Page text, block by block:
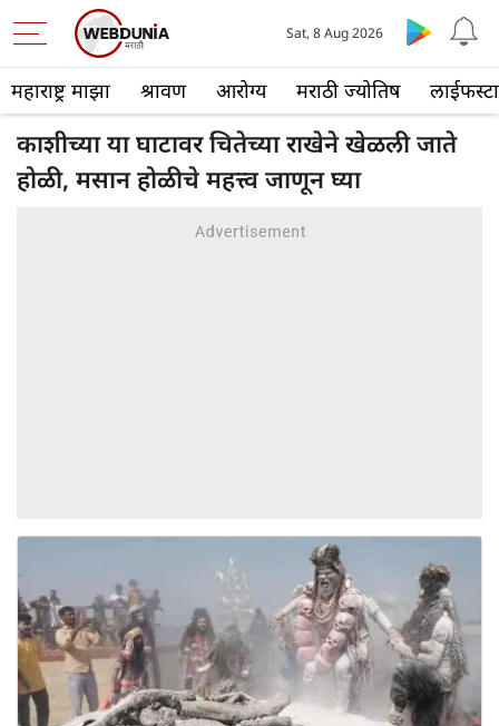
महाराष्ट्र माझा श्रावण आरोग्य मराठी ज्योतिष
Sat, 8 Aug 2026
काशीच्या या घाटावर चितेच्या राखेने खेळली जाते
होळी, मसान होळीचे महत्त्व जाणून घ्या